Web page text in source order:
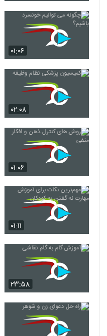
۰۱:۰۶
۰۲:۰۸
۰۱:۰۶
۰۱:۱۱
۲۳:۵۸